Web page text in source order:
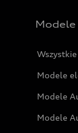
Modele
Modele
Modele